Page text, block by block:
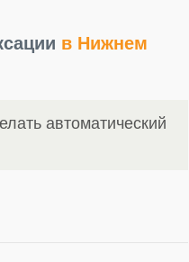
в Нижнем
автоматический